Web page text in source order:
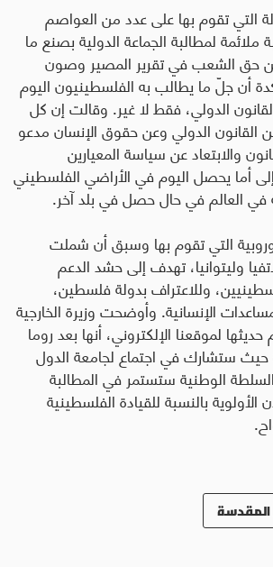
التي تقوم بها على عدد من العواصم
ملائمة لمطالبة الجماعة الدولية بصنع ما
حق الشعب في تقرير المصير وصون
أن جلّ ما يطالب به الفلسطينيون اليوم
الدولي، فقط لا غير. وقالت إن كل
القانون الدولي وعن حقوق الإنسان مدعو
والابتعاد عن سياسة المعيارين
أما يحصل اليوم في الأراضي الفلسطيني
العالم في حال حصل في بلد آخر.
التي تقوم بها وسبق أن شملت
وليتوانيا، تهدف إلى حشد الدعم
وللاعتراف بدولة فلسطين،
الإنسانية. وأوضحت وزيرة الخارجية
لموقعنا الإلكتروني، أنها بعد روما
حيث ستشارك في اجتماع لجامعة الدول
الوطنية ستستمر في المطالبة
بالنسبة للقيادة الفلسطينية